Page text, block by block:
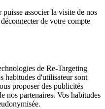
associer la visite de nos
de votre compte
de Re-Targeting
habitudes d'utilisateur sont
proposer des publicités
nos partenaires. Vos habitudes